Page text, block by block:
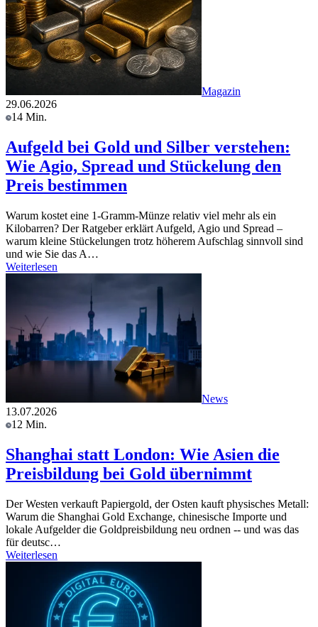
Magazin
29.06.2026
14 Min.
Aufgeld bei Gold und Silber verstehen:
Wie Agio, Spread und Stückelung den
Preis bestimmen
Warum kostet eine 1-Gramm-Münze relativ viel mehr als ein
Kilobarren? Der Ratgeber erklärt Aufgeld, Agio und Spread –
warum kleine Stückelungen trotz höherem Aufschlag sinnvoll sind
und wie Sie das A…
Weiterlesen
News
13.07.2026
12 Min.
Shanghai statt London: Wie Asien die
Preisbildung bei Gold übernimmt
Der Westen verkauft Papiergold, der Osten kauft physisches Metall:
Warum die Shanghai Gold Exchange, chinesische Importe und
lokale Aufgelder die Goldpreisbildung neu ordnen -- und was das
für deutsc…
Weiterlesen